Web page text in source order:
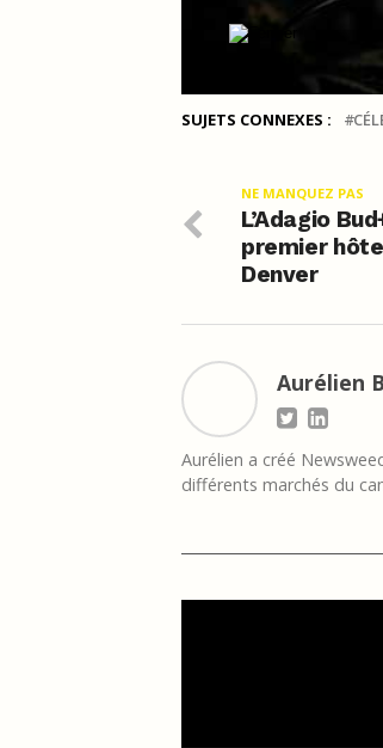
SUJETS CONNEXES :
NE MANQUEZ PAS
L’Adagio
premier
Denver
Aurélien
Aurélien a créé
différents marchés du